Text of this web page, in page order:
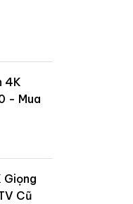
4K
- Mua
Giọng
Cũ